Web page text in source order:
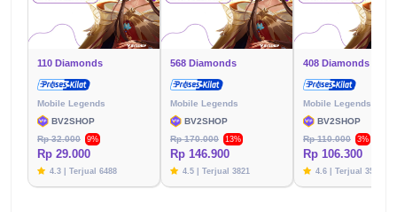
110 Diamonds
Mobile Legends
BV2SHOP
Rp 32.000
9%
Rp 29.000
4.3 | Terjual 6488
568 Diamonds
Mobile Legends
BV2SHOP
Rp 170.000
13%
Rp 146.900
4.5 | Terjual 3821
408 Diamonds
Mobile Legends
BV2SHOP
Rp 110.000
3%
Rp 106.300
4.6 | Terjual 3576